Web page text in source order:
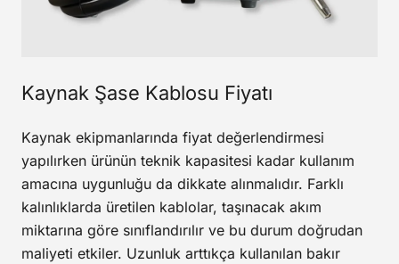
Kaynak Şase Kablosu Fiyatı
Kaynak ekipmanlarında fiyat değerlendirmesi
yapılırken ürünün teknik kapasitesi kadar kullanım
amacına uygunluğu da dikkate alınmalıdır. Farklı
kalınlıklarda üretilen kablolar, taşınacak akım
miktarına göre sınıflandırılır ve bu durum doğrudan
maliyeti etkiler. Uzunluk arttıkça kullanılan bakır